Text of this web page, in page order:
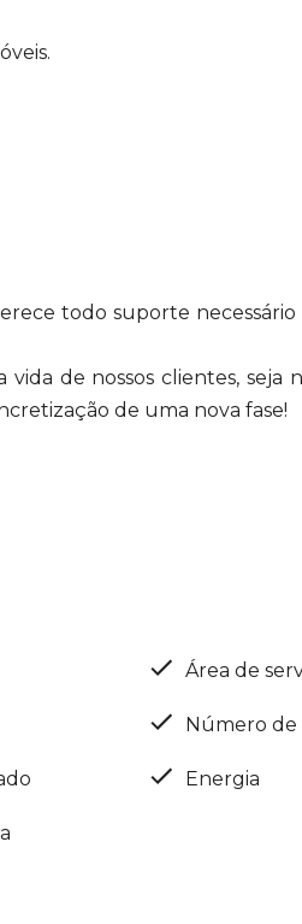
todo suporte
de nossos clientes, seja
de uma nova fase!
Área de
Número de
Energia